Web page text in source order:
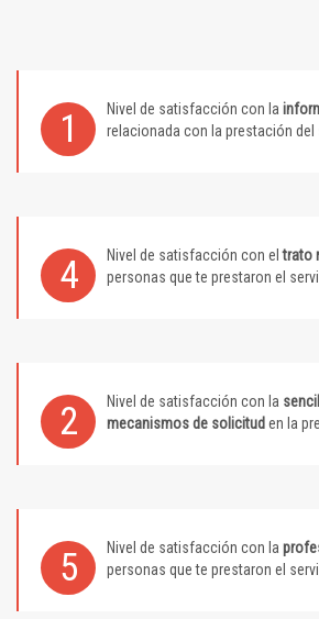
1 Nivel de satisfacción con la
relacionada con la prestación del
4 Nivel de satisfacción con eltrato
personas que te prestaron el
2 Nivel de satisfacción con la
mecanismos de solicitud en la
5 Nivel de satisfacción con la
personas que te prestaron el